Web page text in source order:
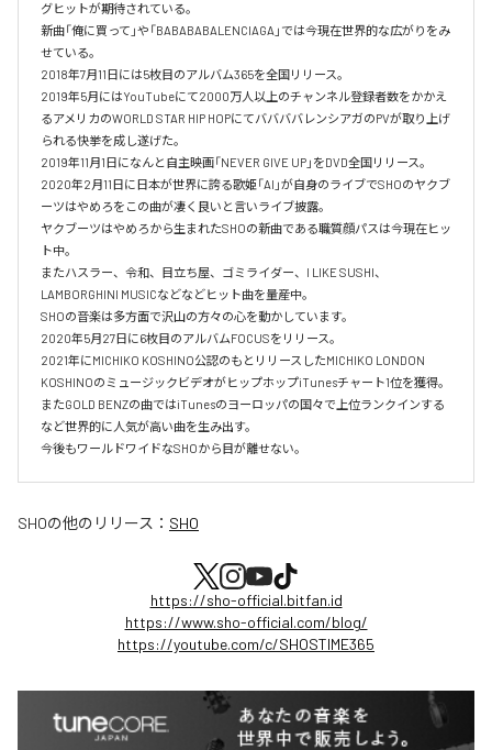
グヒットが期待されている。
新曲「俺に買って」や「BABABABALENCIAGA」では今現在世界的な広がりをみ
せている。
2018年7月11日には5枚目のアルバム365を全国リリース。
2019年5月にはYouTubeにて2000万人以上のチャンネル登録者数をかかえ
るアメリカのWORLD STAR HIP HOPにてババババレンシアガのPVが取り上げ
られる快挙を成し遂げた。
2019年11月1日になんと自主映画「NEVER GIVE UP」をDVD全国リリース。
2020年2月11日に日本が世界に誇る歌姫「AI」が自身のライブでSHOのヤクブ
ーツはやめろをこの曲が凄く良いと言いライブ披露。
ヤクブーツはやめろから生まれたSHOの新曲である職質顔パスは今現在ヒッ
ト中。
またハスラー、令和、目立ち屋、ゴミライダー、I LIKE SUSHI、
LAMBORGHINI MUSICなどなどヒット曲を量産中。
SHOの音楽は多方面で沢山の方々の心を動かしています。
2020年5月27日に6枚目のアルバムFOCUSをリリース。
2021年にMICHIKO KOSHINO公認のもとリリースしたMICHIKO LONDON
KOSHINOのミュージックビデオがヒップホップiTunesチャート1位を獲得。
またGOLD BENZの曲ではiTunesのヨーロッパの国々で上位ランクインする
など世界的に人気が高い曲を生み出す。
今後もワールドワイドなSHOから目が離せない。
SHOの他のリリース： SHO
https://sho-official.bitfan.id
https://www.sho-official.com/blog/
https://youtube.com/c/SHOSTIME365